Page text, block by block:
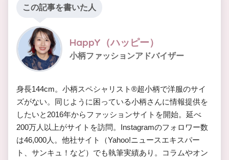
この記事を書いた人
HappY（ハッピー）
小柄ファッションアドバイザー
身長144cm。小柄スペシャリスト®︎超小柄で洋服のサイ
ズがない。同じように困っている小柄さんに情報提供を
したいと2016年からファッションサイトを開始。延べ
200万人以上がサイトを訪問。Instagramのフォロワー数
は46,000人。他社サイト（Yahoo!ニュースエキスパー
ト、サンキュ！など）でも執筆実績あり。コラムやオン